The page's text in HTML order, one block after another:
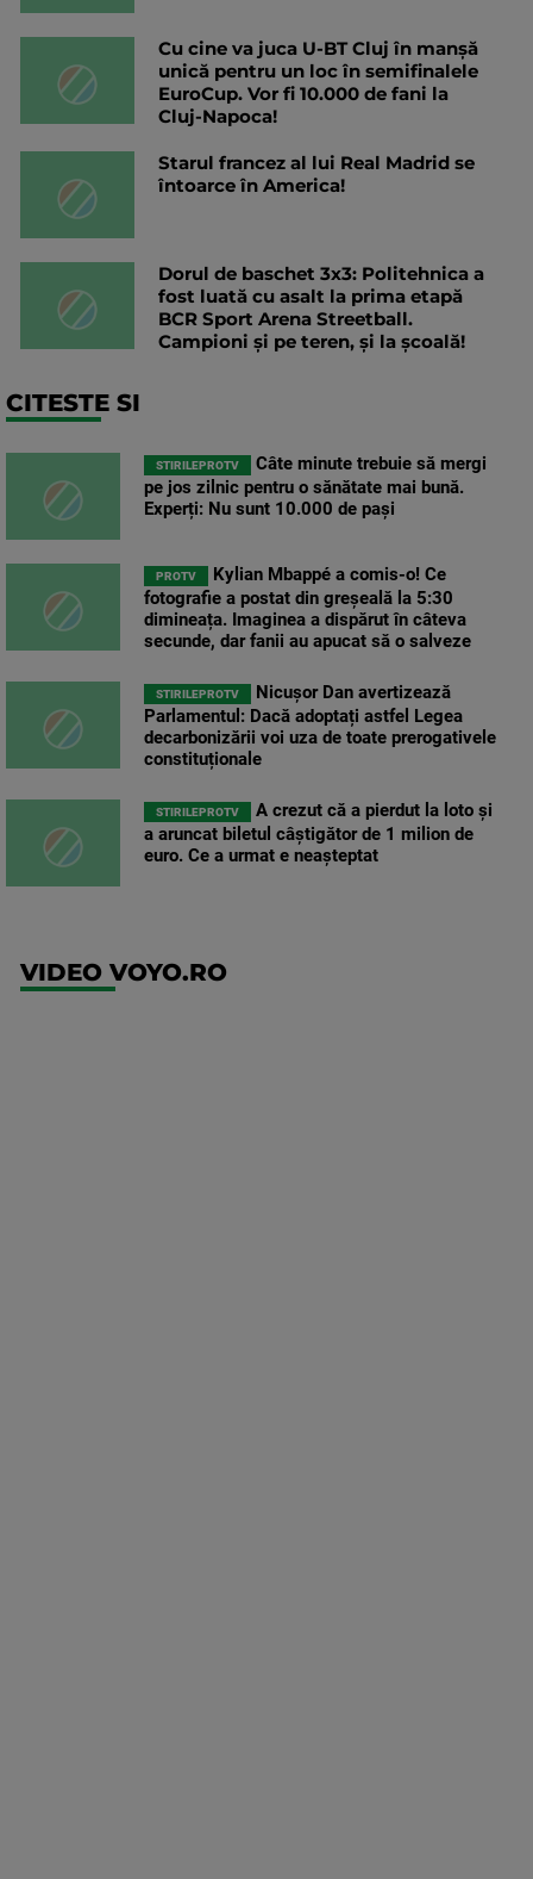
Cu cine va juca U-BT Cluj în manșă
unică pentru un loc în semifinalele
EuroCup. Vor fi 10.000 de fani la
Cluj-Napoca!
Starul francez al lui Real Madrid se
întoarce în America!
Dorul de baschet 3x3: Politehnica a
fost luată cu asalt la prima etapă
BCR Sport Arena Streetball.
Campioni și pe teren, și la școală!
CITESTE SI
STIRILEPROTV
Câte minute trebuie să mergi
pe jos zilnic pentru o sănătate mai bună.
Experți: Nu sunt 10.000 de pași
PROTV
Kylian Mbappé a comis-o! Ce
fotografie a postat din greșeală la 5:30
dimineața. Imaginea a dispărut în câteva
secunde, dar fanii au apucat să o salveze
STIRILEPROTV
Nicușor Dan avertizează
Parlamentul: Dacă adoptați astfel Legea
decarbonizării voi uza de toate prerogativele
constituționale
STIRILEPROTV
A crezut că a pierdut la loto și
a aruncat biletul câștigător de 1 milion de
euro. Ce a urmat e neașteptat
VIDEO VOYO.RO